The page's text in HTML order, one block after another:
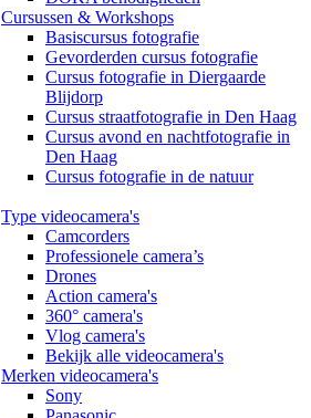
Cursussen & Workshops
Basiscursus fotografie
Gevorderden cursus fotografie
Cursus fotografie in Diergaarde
Blijdorp
Cursus straatfotografie in Den Haag
Cursus avond en nachtfotografie in
Den Haag
Cursus fotografie in de natuur
Type videocamera's
Camcorders
Professionele camera’s
Drones
Action camera's
360° camera's
Vlog camera's
Bekijk alle videocamera's
Merken videocamera's
Sony